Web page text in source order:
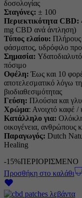
ήταν:
89,00 €.
είναι:
75,65 €.
δοσολογίας
Σταγόνες: ± 100
Περιεκτικότητα CBD:
mg CBD ανά άντληση)
Τύπος ελαίου: Πλήρους
φάσματος, υδρόφιλο
Σημασία:
πόσιμο
Οφέλη: Έως και 10
αποτελεσματικό λόγω
βιοδιαθεσιμότητας
Γεύση: Πλούσια και
Χρώμα: Ανοιχτό καφέ /
Κατάλληλο για:
οικογένεια, ανθρώπους
Παραγωγός: Dutch
Healing
-15%ΠΕΡΙΟΡΙΣΜΕΝΟ
Προσθήκη στο καλάθι